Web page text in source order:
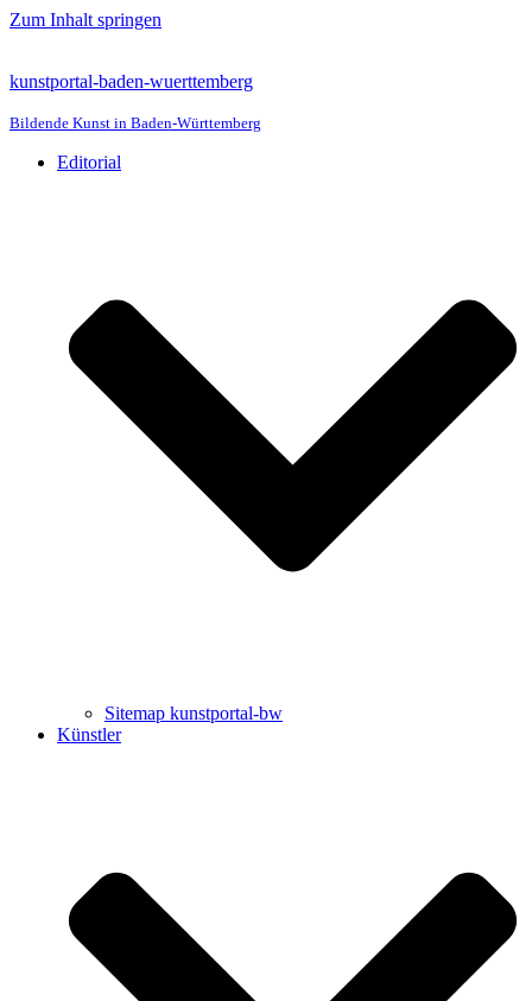
Zum Inhalt springen
kunstportal-baden-wuerttemberg
Bildende Kunst in Baden-Württemberg
Editorial
Sitemap kunstportal-bw
Künstler